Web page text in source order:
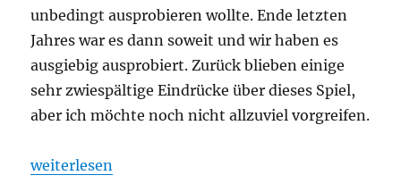
unbedingt ausprobieren wollte. Ende letzten
Jahres war es dann soweit und wir haben es
ausgiebig ausprobiert. Zurück blieben einige
sehr zwiespältige Eindrücke über dieses Spiel,
aber ich möchte noch nicht allzuviel vorgreifen.
„Dominations – Von der Wiege der Menschheit bis
weiterlesen